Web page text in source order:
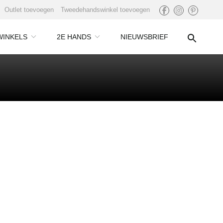
Outlet toevoegen Tweedehandswinkel toevoegen
2E HANDS NIEUWSBRIEF